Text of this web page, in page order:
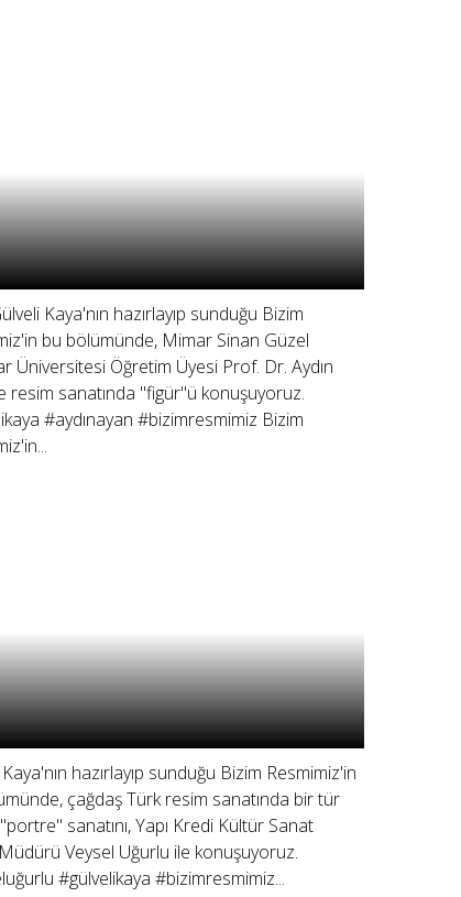
Kaya'nın hazırlayıp sunduğu Bizim
bu bölümünde, Mimar Sinan Güzel
Üniversitesi Öğretim Üyesi Prof. Dr. Aydın
resim sanatında "figür"ü konuşuyoruz.
#aydınayan #bizimresmimiz Bizim
hazırlayıp sunduğu Bizim Resmimiz'in
çağdaş Türk resim sanatında bir tür
sanatını, Yapı Kredi Kültür Sanat
Veysel Uğurlu ile konuşuyoruz.
#gülvelikaya #bizimresmimiz...